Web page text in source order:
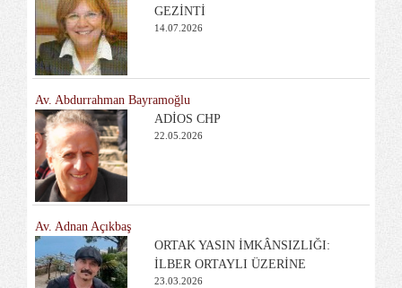
GEZİNTİ
14.07.2026
Av. Abdurrahman Bayramoğlu
ADİOS CHP
22.05.2026
Av. Adnan Açıkbaş
ORTAK YASIN İMKÂNSIZLIĞI:
İLBER ORTAYLI ÜZERİNE
23.03.2026